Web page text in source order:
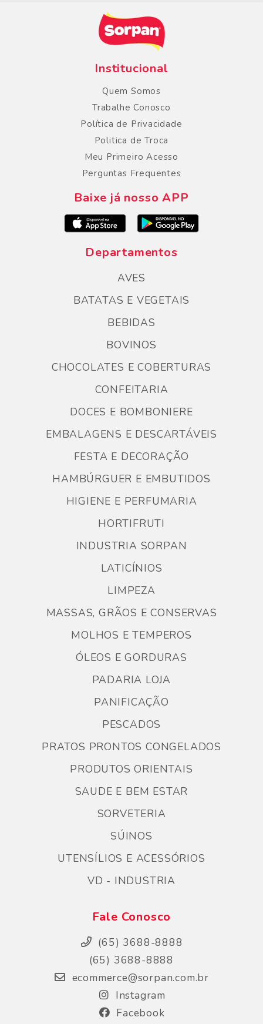
Institucional
Quem Somos
Trabalhe Conosco
Política de Privacidade
Politica de Troca
Meu Primeiro Acesso
Perguntas Frequentes
Baixe já nosso APP
Departamentos
AVES
BATATAS E VEGETAIS
BEBIDAS
BOVINOS
CHOCOLATES E COBERTURAS
CONFEITARIA
DOCES E BOMBONIERE
EMBALAGENS E DESCARTÁVEIS
FESTA E DECORAÇÃO
HAMBÚRGUER E EMBUTIDOS
HIGIENE E PERFUMARIA
HORTIFRUTI
INDUSTRIA SORPAN
LATICÍNIOS
LIMPEZA
MASSAS, GRÃOS E CONSERVAS
MOLHOS E TEMPEROS
ÓLEOS E GORDURAS
PADARIA LOJA
PANIFICAÇÃO
PESCADOS
PRATOS PRONTOS CONGELADOS
PRODUTOS ORIENTAIS
SAUDE E BEM ESTAR
SORVETERIA
SÚINOS
UTENSÍLIOS E ACESSÓRIOS
VD - INDUSTRIA
Fale Conosco
(65) 3688-8888
(65) 3688-8888
ecommerce@sorpan.com.br
Instagram
Facebook